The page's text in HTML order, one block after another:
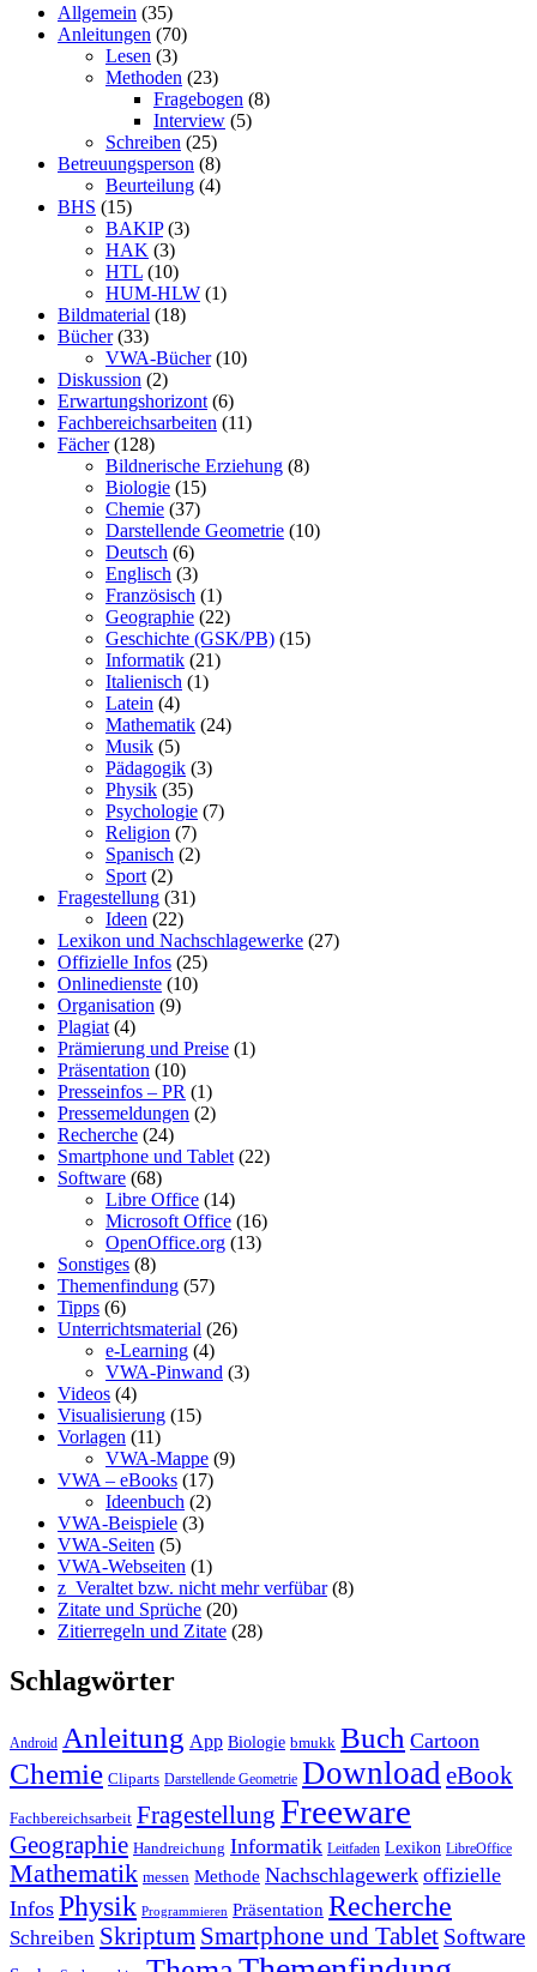
Allgemein (35)
Anleitungen (70)
Lesen (3)
Methoden (23)
Fragebogen (8)
Interview (5)
Schreiben (25)
Betreuungsperson (8)
Beurteilung (4)
BHS (15)
BAKIP(3)
HAK (3)
HTL (10)
HUM-HLW (1)
Bildmaterial (18)
Bücher(33)
VWA-Bücher(10)
Diskussion (2)
Erwartungshorizont (6)
Fachbereichsarbeiten (11)
Fächer(128)
Bildnerische Erziehung (8)
Biologie (15)
Chemie (37)
Darstellende Geometrie (10)
Deutsch (6)
Englisch (3)
Französisch (1)
Geographie (22)
Geschichte (GSK/PB) (15)
Informatik (21)
Italienisch (1)
Latein (4)
Mathematik (24)
Musik (5)
Pädagogik (3)
Physik (35)
Psychologie (7)
Religion (7)
Spanisch (2)
Sport (2)
Fragestellung (31)
Ideen (22)
Lexikon und Nachschlagewerke (27)
Offizielle Infos (25)
Onlinedienste (10)
Organisation (9)
Plagiat (4)
Prämierung und Preise (1)
Präsentation (10)
Presseinfos – PR (1)
Pressemeldungen (2)
Recherche (24)
Smartphone und Tablet (22)
Software (68)
Libre Office (14)
Microsoft Office (16)
OpenOffice.org (13)
Sonstiges (8)
Themenfindung (57)
Tipps (6)
Unterrichtsmaterial (26)
e-Learning (4)
VWA-Pinwand (3)
Videos (4)
Visualisierung (15)
Vorlagen (11)
VWA-Mappe (9)
VWA – eBooks (17)
Ideenbuch (2)
VWA-Beispiele (3)
VWA-Seiten (5)
VWA-Webseiten (1)
z_Veraltet bzw. nicht mehr verfübar(8)
Zitate und Sprüche (20)
Zitierregeln und Zitate (28)
Schlagwörter
Android Anleitung App Biologie bmukk Buch Cartoon
Chemie Cliparts Darstellende Geometrie DownloadeBook
Fachbereichsarbeit Fragestellung Freeware
Geographie Handreichung Informatik Leitfaden Lexikon LibreOffice
Mathematik messen Methode Nachschlagewerk offizielle
Infos Physik Programmieren Präsentation Recherche
Schreiben Skriptum Smartphone und Tablet Software